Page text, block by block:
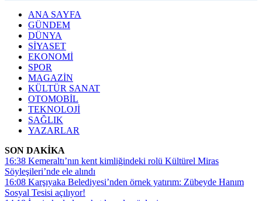
ANA SAYFA
GÜNDEM
DÜNYA
SİYASET
EKONOMİ
SPOR
MAGAZİN
KÜLTÜR SANAT
OTOMOBİL
TEKNOLOJİ
SAĞLIK
YAZARLAR
SON DAKİKA
16:38 Kemeraltı’nın kent kimliğindeki rolü Kültürel Miras
Söyleşileri’nde ele alındı
16:08 Karşıyaka Belediyesi’nden örnek yatırım: Zübeyde Hanım
Sosyal Tesisi açılıyor!